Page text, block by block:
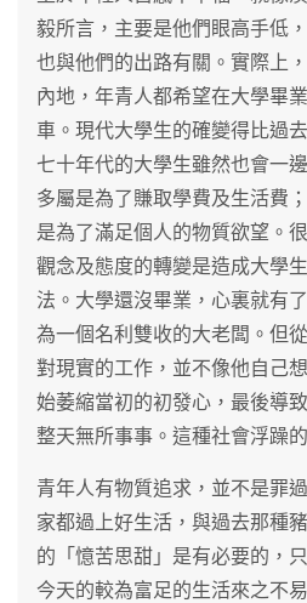
毅所言，主要是他們眼高手低
也與他們的出路有關。實際上
內地，年青人都希望在大學畢
車。現代大學生的確變得比過
七十年代的大學生雖然也會一
多屬是為了賺取學費及生活費
是為了滿足個人的物質欲望。
觀念及態度的轉變是造成大學
法。大學還沒畢業，心裏就有
為一個名利雙收的大老闆。但
對現實的工作，並不像他自己
始萎縮當初的初發心，最後導
整天無所事事。這種社會浮躁
青年人有物質追求，並不是罪
家都過上好生活，與過去那種
的「憶苦思甜」是有必要的，
今天的較為富足的生活來之不